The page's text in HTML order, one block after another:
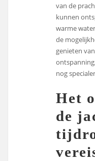
van de
kunnen
warme
de
genieten
nog
Het
de